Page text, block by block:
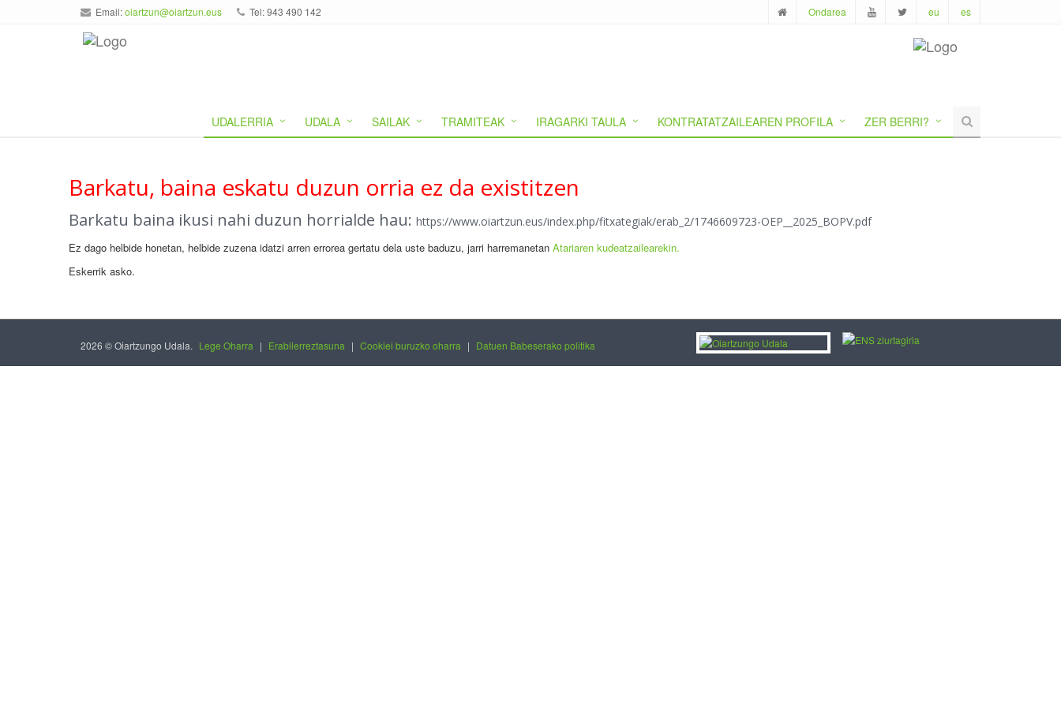
Email:oiartzun@oiartzun.eus Tel: 943 490 142 Ondarea eu es
UDALERRIA UDALA SAILAK TRAMITEAK IRAGARKI TAULA KONTRATATZAILEAREN PROFILA ZER BERRI?
Barkatu, baina eskatu duzun orria ez da existitzen
Barkatu baina ikusi nahi duzun horrialde hau: https://www.oiartzun.eus/index.php/fitxategiak/erab_2/1746609723-OEP__2025_BOPV.pdf
Ez dago helbide honetan, helbide zuzena idatzi arren errorea gertatu dela uste baduzu, jarri harremanetan Atariaren kudeatzailearekin.
Eskerrik asko.
2026 © Oiartzungo Udala. Lege Oharra | Erabilerreztasuna | Cookiei buruzko oharra | Datuen Babeserako politika